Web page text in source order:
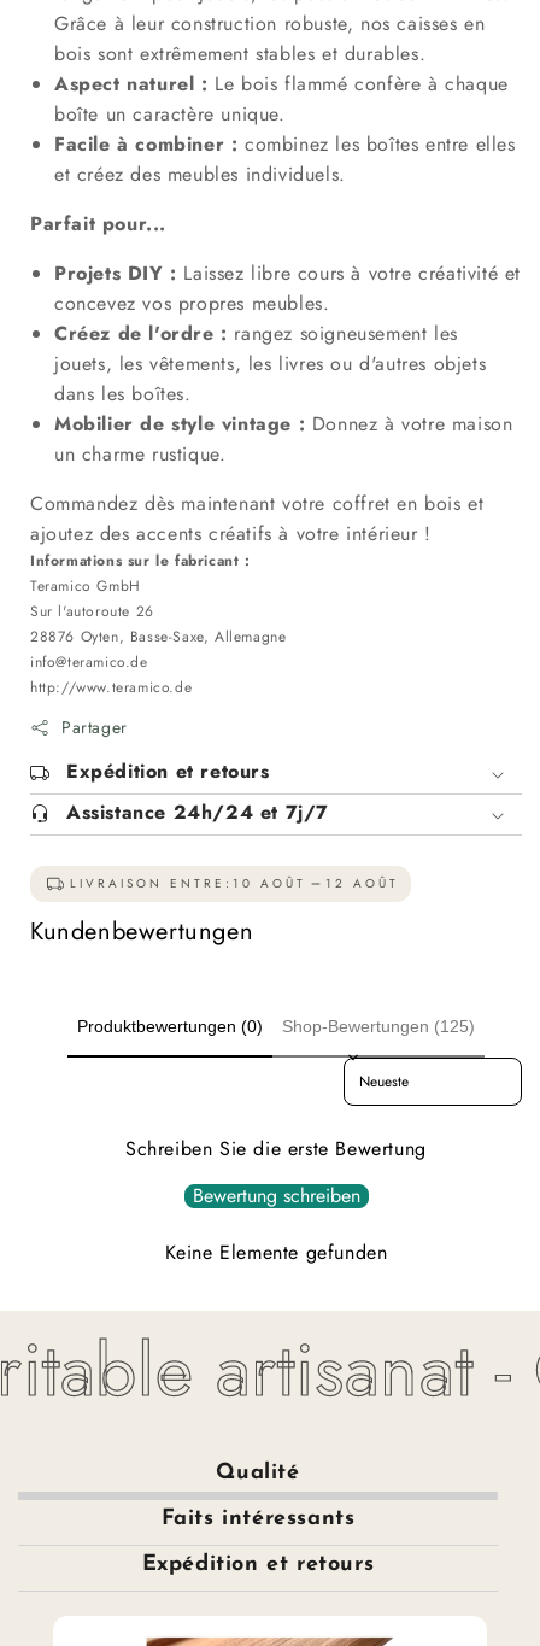
Grâce à leur construction robuste, nos caisses en
bois sont extrêmement stables et durables.
Aspect naturel : Le bois flammé confère à chaque
boîte un caractère unique.
Facile à combiner : combinez les boîtes entre elles
et créez des meubles individuels.
Parfait pour...
Projets DIY : Laissez libre cours à votre créativité et
concevez vos propres meubles.
Créez de l'ordre : rangez soigneusement les
jouets, les vêtements, les livres ou d'autres objets
dans les boîtes.
Mobilier de style vintage : Donnez à votre maison
un charme rustique.
Commandez dès maintenant votre coffret en bois et
ajoutez des accents créatifs à votre intérieur !
Informations sur le fabricant :
Teramico GmbH
Sur l'autoroute 26
28876 Oyten, Basse-Saxe, Allemagne
info@teramico.de
http://www.teramico.de
Partager
Expédition et retours
Assistance 24h/24 et 7j/7
LIVRAISON ENTRE: 10 AOÛT 12 AOÛT
Kundenbewertungen
Produktbewertungen (0) Shop-Bewertungen (125)
Sort reviews by
Schreiben Sie die erste Bewertung
Bewertung schreiben
Keine Elemente gefunden
artisanat -
Qualité
Faits intéressants
Expédition et retours